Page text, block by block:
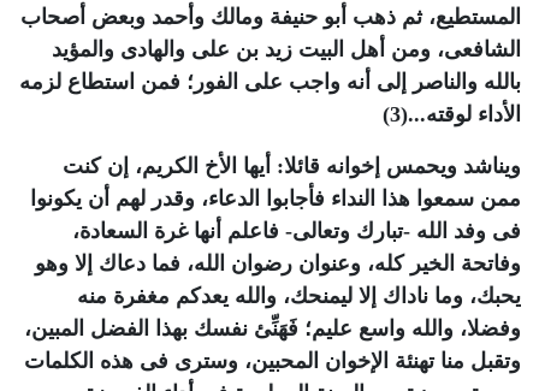
المستطيع، ثم ذهب أبو حنيفة ومالك وأحمد وبعض أصحاب
الشافعى، ومن أهل البيت زيد بن على والهادى والمؤيد
بالله والناصر إلى أنه واجب على الفور؛ فمن استطاع لزمه
الأداء لوقته...(3)
ويناشد ويحمس إخوانه قائلا: أيها الأخ الكريم، إن كنت
ممن سمعوا هذا النداء فأجابوا الدعاء، وقدر لهم أن يكونوا
فى وفد الله -تبارك وتعالى- فاعلم أنها غرة السعادة،
وفاتحة الخير كله، وعنوان رضوان الله، فما دعاك إلا وهو
يحبك، وما ناداك إلا ليمنحك، والله يعدكم مغفرة منه
وفضلا، والله واسع عليم؛ فَهَنِّئ نفسك بهذا الفضل المبين،
وتقبل منا تهنئة الإخوان المحبين، وسترى فى هذه الكلمات